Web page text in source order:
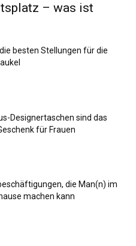
– was ist
besten Stellungen für die
Designertaschen sind das
für Frauen
die Man(n) im
machen kann